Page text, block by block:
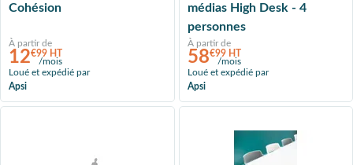
Cohésion
À partir de
12€99 HT
/mois
Loué et expédié par
Apsi
médias High Desk - 4
personnes
À partir de
58€99 HT
/mois
Loué et expédié par
Apsi